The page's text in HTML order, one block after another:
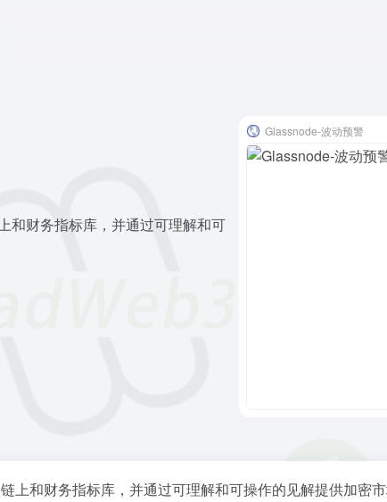
和财务指标库，并通过可理解和可
Glassnode-波动预警
和财务指标库，并通过可理解和可操作的见解提供加密市